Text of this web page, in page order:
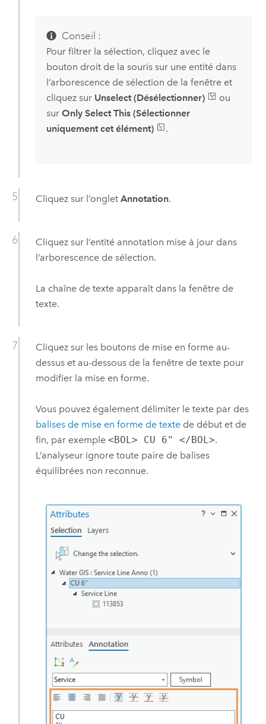
Conseil :
Pour filtrer la sélection, cliquez avec le
bouton droit de la souris sur une entité dans
l’arborescence de sélection de la fenêtre et
cliquez sur Unselect (Désélectionner)
ou
sur Only Select This (Sélectionner
uniquement cet élément)
.
Cliquez sur l’onglet Annotation.
Cliquez sur l’entité annotation mise à jour dans
l’arborescence de sélection.
La chaîne de texte apparaît dans la fenêtre de
texte.
Cliquez sur les boutons de mise en forme au-
dessus et au-dessous de la fenêtre de texte pour
modifier la mise en forme.
Vous pouvez également délimiter le texte par des
balises de mise en forme de textede début et de
fin, par exemple <BOL> CU 6" </BOL>.
L’analyseur ignore toute paire de balises
équilibrées non reconnue.